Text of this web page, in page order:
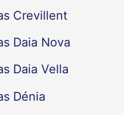
Crevillent
Daia Nova
Daia Vella
Dénia